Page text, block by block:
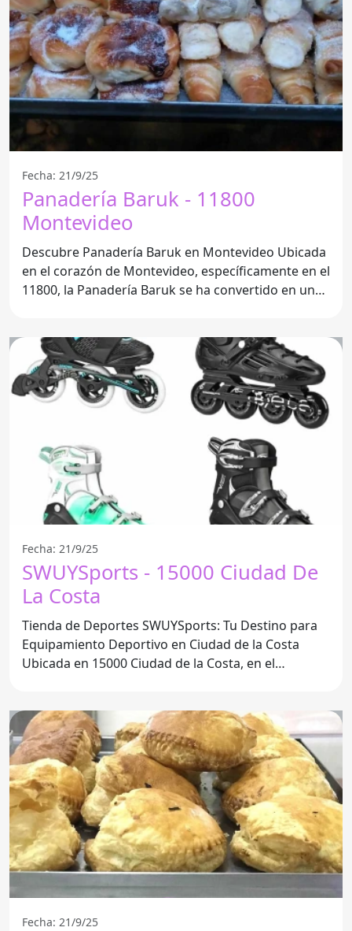
Fecha: 21/9/25
Panadería Baruk - 11800
Montevideo
Descubre Panadería Baruk en Montevideo Ubicada
en el corazón de Montevideo, específicamente en el
11800, la Panadería Baruk se ha convertido en un
Fecha: 21/9/25
SWUYSports - 15000 Ciudad De
La Costa
Tienda de Deportes SWUYSports: Tu Destino para
Equipamiento Deportivo en Ciudad de la Costa
Ubicada en 15000 Ciudad de la Costa, en el
Fecha: 21/9/25